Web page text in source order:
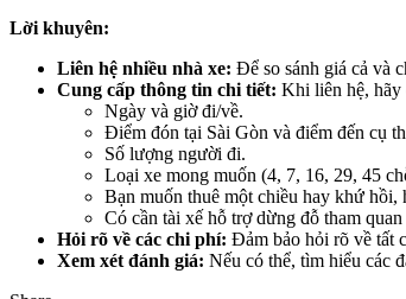
Lời khuyên:
Liên hệ nhiều nhà xe: Để so sánh giá cả và
Cung cấp thông tin chi tiết: Khi liên hệ, hãy
Ngày và giờ đi/về.
Điểm đón tại Sài Gòn và điểm đến cụ
Số lượng người đi.
Loại xe mong muốn (4, 7, 16, 29, 45
Bạn muốn thuê một chiều hay khứ hồi,
Có cần tài xế hỗ trợ dừng đỗ tham
Hỏi rõ về các chi phí: Đảm bảo hỏi rõ về tất
Xem xét đánh giá: Nếu có thể, tìm hiểu các